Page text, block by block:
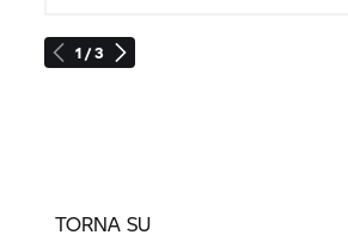
1 / 3
TORNA SU